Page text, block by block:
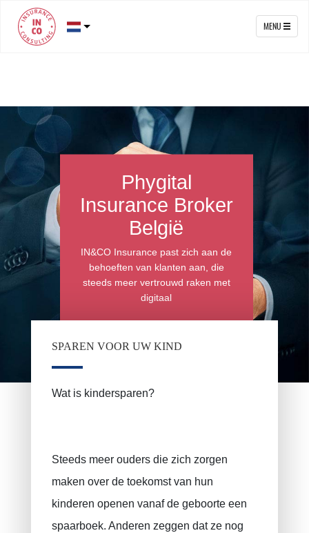
MENU
Phygital
Insurance Broker
België
IN&CO Insurance past zich aan de
behoeften van klanten aan, die
steeds meer vertrouwd raken met
digitaal
SPAREN VOOR UW KIND
Wat is kindersparen?
Steeds meer ouders die zich zorgen
maken over de toekomst van hun
kinderen openen vanaf de geboorte een
spaarboek. Anderen zeggen dat ze nog
Brandverzekering
Familiale verzekering
Levensverzekering
Pensioensparen / Langtermijnsparen
PRUSZYNSKA-SIENKO Iwona Barbara
TILITA Alexandru
BUJOR Alexandru
VAN BOUWEL Cornelia